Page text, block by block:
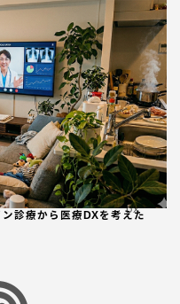
診療から医療DXを考えた
DX